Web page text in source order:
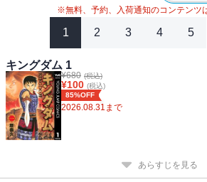
2020年アニメ化 # キングダム関連作
26年春ドラマ・映画化 2023年映画化
※無料、予約、入荷通知のコンテンツ
1 2 3 4 5
キングダム 1
¥680 (税込)
¥100 (税込)
85%OFF
2026.08.31 まで
あらすじを見る